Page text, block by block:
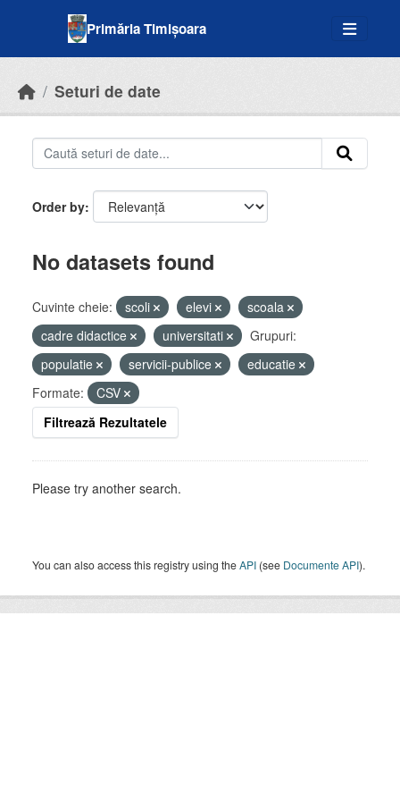
Primăria Timișoara
Seturi de date
Order by
No datasets found
Cuvinte cheie: scoli elevi
scoala
cadre didactice
universitati
Grupuri:
populatie
servicii-publice
educatie
Formate:
CSV
Filtrează Rezultatele
Please try another search.
You can also access this registry using theAPI (see Documente API).